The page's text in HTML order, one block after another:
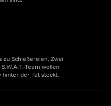
Schießereien. Zwei
Team wollen
der Tat steckt.